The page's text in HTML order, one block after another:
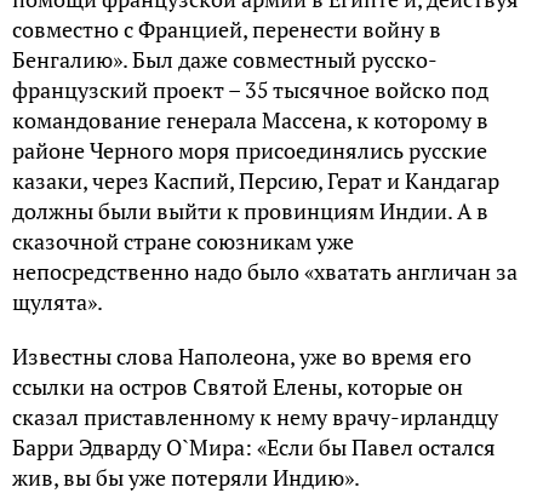
совместно с Францией, перенести войну в
Бенгалию». Был даже совместный русско-
французский проект – 35 тысячное войско под
командование генерала Массена, к которому в
районе Черного моря присоединялись русские
казаки, через Каспий, Персию, Герат и Кандагар
должны были выйти к провинциям Индии. А в
сказочной стране союзникам уже
непосредственно надо было «хватать англичан за
щулята».
Известны слова Наполеона, уже во время его
ссылки на остров Святой Елены, которые он
сказал приставленному к нему врачу-ирландцу
Барри Эдварду О`Мира: «Если бы Павел остался
жив, вы бы уже потеряли Индию».